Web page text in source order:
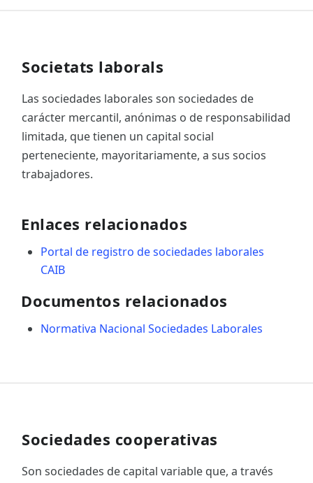
Societats laborals
Las sociedades laborales son sociedades de
carácter mercantil, anónimas o de responsabilidad
limitada, que tienen un capital social
perteneciente, mayoritariamente, a sus socios
trabajadores.
Enlaces relacionados
Portal de registro de sociedades laborales
CAIB
Documentos relacionados
Normativa Nacional Sociedades Laborales
Sociedades cooperativas
Son sociedades de capital variable que, a través